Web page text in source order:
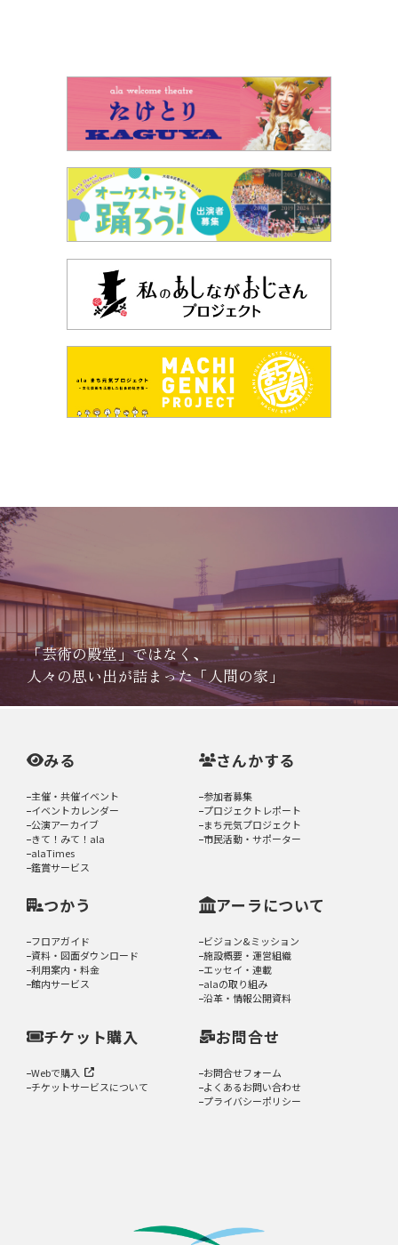
「芸術の殿堂」ではなく、
人々の思い出が詰まった「人間の家」
みる
主催・共催イベント
イベントカレンダー
公演アーカイブ
きて！みて！ala
alaTimes
鑑賞サービス
さんかする
参加者募集
プロジェクトレポート
まち元気プロジェクト
市民活動・サポーター
つかう
フロアガイド
資料・図面ダウンロード
利用案内・料金
館内サービス
アーラについて
ビジョン&ミッション
施設概要・運営組織
エッセイ・連載
alaの取り組み
沿革・情報公開資料
チケット購入
Webで購入
チケットサービスについて
お問合せ
お問合せフォーム
よくあるお問い合わせ
プライバシーポリシー